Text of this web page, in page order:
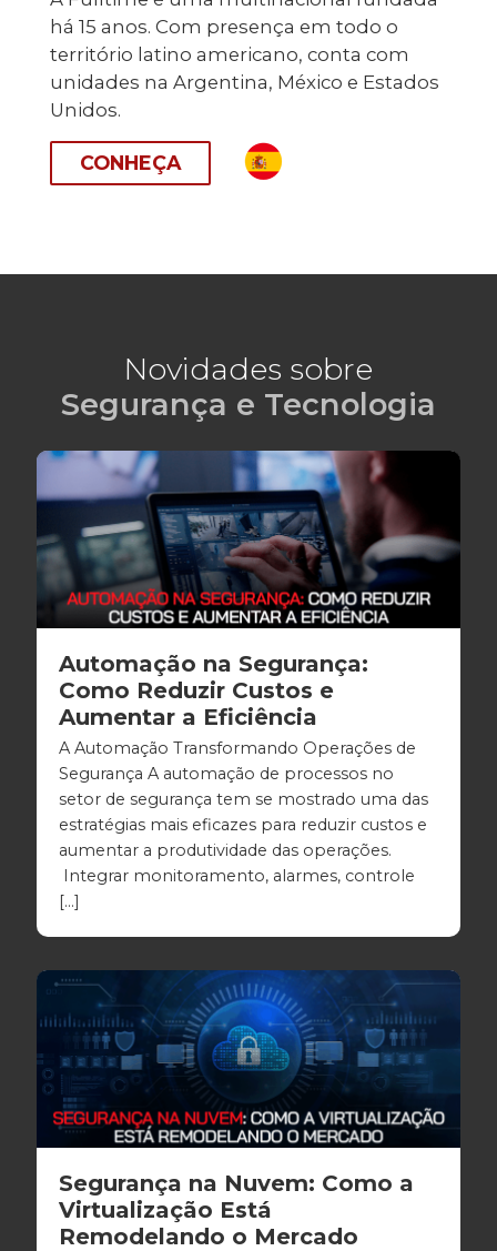
há 15 anos. Com presença em todo o
território latino americano, conta com
unidades na Argentina, México e Estados
Unidos.
CONHEÇA
Novidades sobre
Segurança e Tecnologia
Automação na Segurança:
Como Reduzir Custos e
Aumentar a Eficiência
A Automação Transformando Operações de
Segurança A automação de processos no
setor de segurança tem se mostrado uma das
estratégias mais eficazes para reduzir custos e
aumentar a produtividade das operações.
Integrar monitoramento, alarmes, controle
[…]
Segurança na Nuvem: Como a
Virtualização Está
Remodelando o Mercado